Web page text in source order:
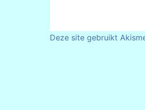
Deze site gebruikt